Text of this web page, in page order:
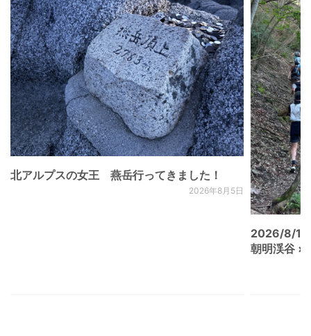
北アルプスの女王 燕岳行ってきました！
2026年8月5日
2026/8/
朝明渓谷 ×